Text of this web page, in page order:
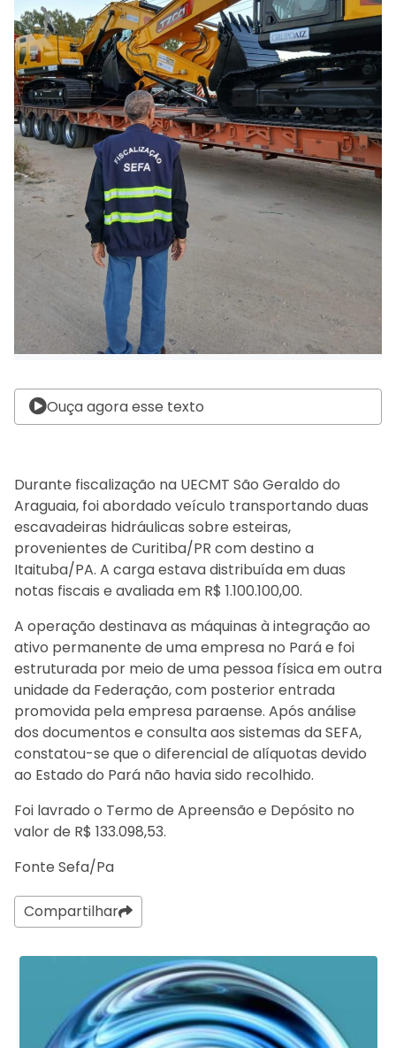
Ouça agora esse texto
Durante fiscalização na UECMT São Geraldo do
Araguaia, foi abordado veículo transportando duas
escavadeiras hidráulicas sobre esteiras,
provenientes de Curitiba/PR com destino a
Itaituba/PA. A carga estava distribuída em duas
notas fiscais e avaliada em R$ 1.100.100,00.
A operação destinava as máquinas à integração ao
ativo permanente de uma empresa no Pará e foi
estruturada por meio de uma pessoa física em outra
unidade da Federação, com posterior entrada
promovida pela empresa paraense. Após análise
dos documentos e consulta aos sistemas da SEFA,
constatou-se que o diferencial de alíquotas devido
ao Estado do Pará não havia sido recolhido.
Foi lavrado o Termo de Apreensão e Depósito no
valor de R$ 133.098,53.
Fonte Sefa/Pa
Compartilhar